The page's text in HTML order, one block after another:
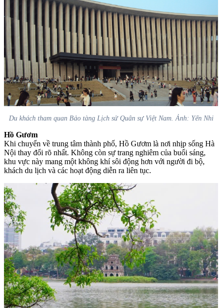
Du khách tham quan Bảo tàng Lịch sử Quân sự Việt Nam. Ảnh: Yến Nhi
Hồ Gươm
Khi chuyển về trung tâm thành phố, Hồ Gươm là nơi nhịp sống Hà
Nội thay đổi rõ nhất. Không còn sự trang nghiêm của buổi sáng,
khu vực này mang một không khí sôi động hơn với người đi bộ,
khách du lịch và các hoạt động diễn ra liên tục.